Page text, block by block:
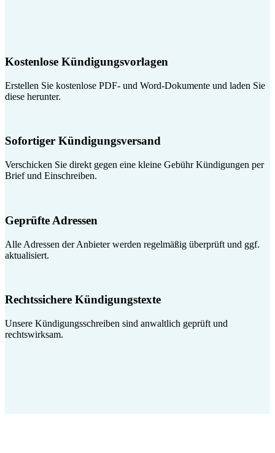
Kostenlose Kündigungsvorlagen
Erstellen Sie kostenlose PDF- und Word-Dokumente und laden Sie
diese herunter.
Sofortiger Kündigungsversand
Verschicken Sie direkt gegen eine kleine Gebühr Kündigungen per
Brief und Einschreiben.
Geprüfte Adressen
Alle Adressen der Anbieter werden regelmäßig überprüft und ggf.
aktualisiert.
Rechtssichere Kündigungstexte
Unsere Kündigungsschreiben sind anwaltlich geprüft und
rechtswirksam.